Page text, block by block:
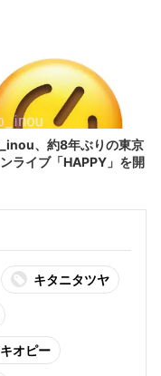
、約8年ぶりの東京
ライブ「HAPPY」を開
キタニタツヤ
オピー